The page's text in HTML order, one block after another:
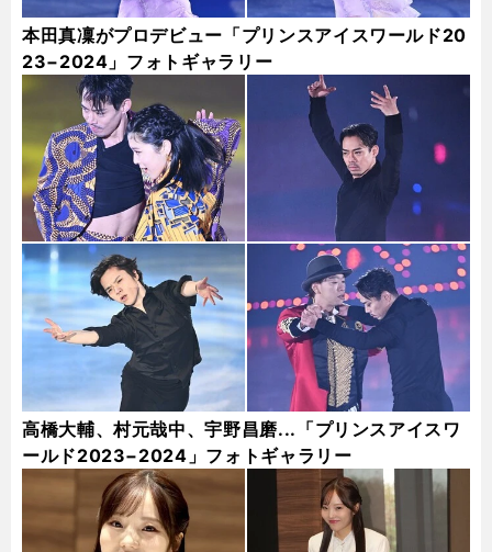
本田真凜がプロデビュー「プリンスアイスワールド20
23−2024」フォトギャラリー
高橋大輔、村元哉中、宇野昌磨...「プリンスアイスワ
ールド2023−2024」フォトギャラリー